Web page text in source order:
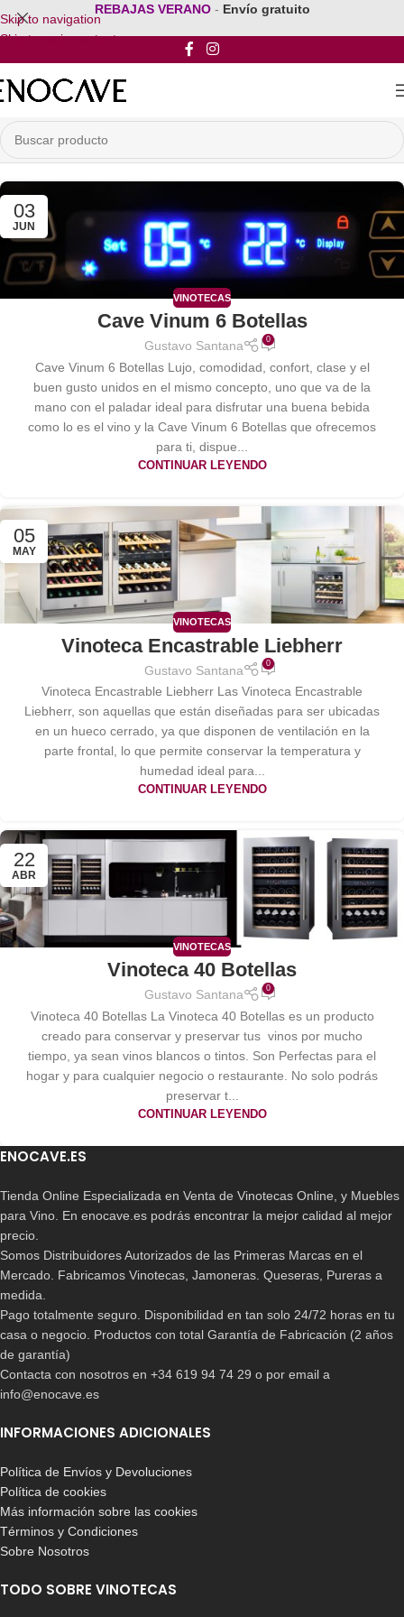
Skip to navigation
Skip to main content
REBAJAS VERANO - Envío gratuito
03
JUN
VINOTECAS
Cave Vinum 6 Botellas
Gustavo Santana 0
Cave Vinum 6 Botellas Lujo, comodidad, confort, clase y el
buen gusto unidos en el mismo concepto, uno que va de la
mano con el paladar ideal para disfrutar una buena bebida
como lo es el vino y la Cave Vinum 6 Botellas que ofrecemos
para ti, dispue...
CONTINUAR LEYENDO
05
MAY
VINOTECAS
Vinoteca Encastrable Liebherr
Gustavo Santana 0
Vinoteca Encastrable Liebherr Las Vinoteca Encastrable
Liebherr, son aquellas que están diseñadas para ser ubicadas
en un hueco cerrado, ya que disponen de ventilación en la
parte frontal, lo que permite conservar la temperatura y
humedad ideal para...
CONTINUAR LEYENDO
22
ABR
VINOTECAS
Vinoteca 40 Botellas
Gustavo Santana 0
Vinoteca 40 Botellas La Vinoteca 40 Botellas es un producto
creado para conservar y preservar tus vinos por mucho
tiempo, ya sean vinos blancos o tintos. Son Perfectas para el
hogar y para cualquier negocio o restaurante. No solo podrás
preservar t...
CONTINUAR LEYENDO
ENOCAVE.ES
Tienda Online Especializada en Venta de Vinotecas Online, y Muebles
para Vino. En enocave.es podrás encontrar la mejor calidad al mejor
precio.
Somos Distribuidores Autorizados de las Primeras Marcas en el
Mercado. Fabricamos Vinotecas, Jamoneras. Queseras, Pureras a
medida.
Pago totalmente seguro. Disponibilidad en tan solo 24/72 horas en tu
casa o negocio. Productos con total Garantía de Fabricación (2 años
de garantía)
Contacta con nosotros en +34 619 94 74 29 o por email a
info@enocave.es
INFORMACIONES ADICIONALES
Política de Envíos y Devoluciones
Política de cookies
Más información sobre las cookies
Términos y Condiciones
Sobre Nosotros
TODO SOBRE VINOTECAS